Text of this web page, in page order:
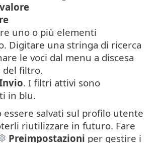
uno o più elementi
Digitare una stringa di ricerca
le voci dal menu a discesa
del filtro.
. I filtri attivi sono
in blu.
salvati sul profilo utente
riutilizzare in futuro. Fare
Preimpostazioni per gestire i